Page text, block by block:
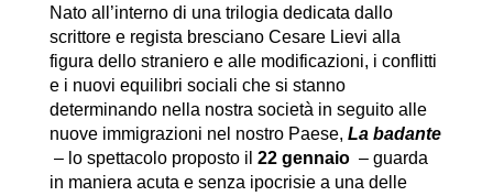
Nato all’interno di una trilogia dedicata dallo
scrittore e regista bresciano Cesare Lievi alla
figura dello straniero e alle modificazioni, i conflitti
e i nuovi equilibri sociali che si stanno
determinando nella nostra società in seguito alle
nuove immigrazioni nel nostro Paese, La badante
– lo spettacolo proposto il 22 gennaio– guarda
in maniera acuta e senza ipocrisie a una delle